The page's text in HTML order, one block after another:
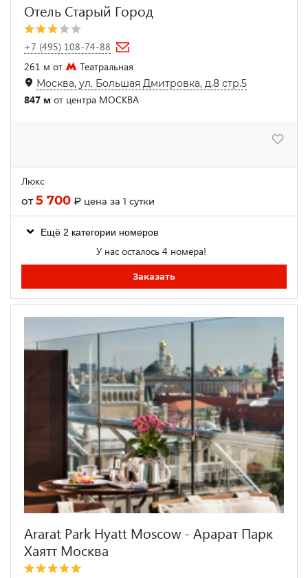
Отель Старый Город
+7 (495) 108-74-88
261 м от
Театральная
Москва, ул. Большая Дмитровка, д.8 стр.5
847 м от центра МОСКВА
Люкс
от5 700 ₽ цена за 1 сутки
Ещё 2 категории номеров
У нас осталось 4 номера!
Заказать
Ararat Park Hyatt Moscow - Арарат Парк
Хаятт Москва